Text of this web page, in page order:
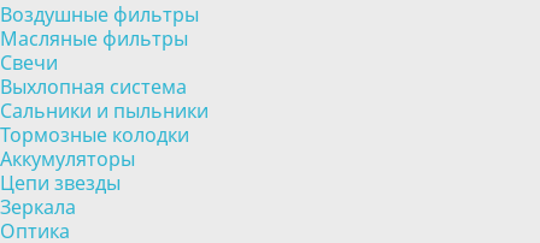
Воздушные фильтры
Масляные фильтры
Свечи
Выхлопная система
Сальники и пыльники
Тормозные колодки
Аккумуляторы
Цепи звезды
Зеркала
Оптика